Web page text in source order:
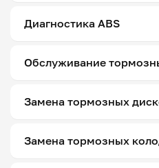
Диагностика ABS
Обслуживание
Замена тормозных
Замена тормозных